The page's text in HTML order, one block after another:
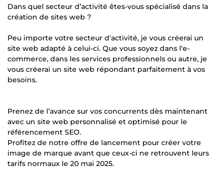
Dans quel secteur d’activité êtes-vous spécialisé dans la
création de sites web ?
Peu importe votre secteur d'activité, je vous créerai un
site web adapté à celui-ci. Que vous soyez dans l'e-
commerce, dans les services professionnels ou autre, je
vous créerai un site web répondant parfaitement à vos
besoins.
Prenez de l’avance sur vos concurrents dès maintenant
avec un site web personnalisé et optimisé pour le
référencement SEO.
Profitez de notre offre de lancement pour créer votre
image de marque avant que ceux-ci ne retrouvent leurs
tarifs normaux le 20 mai 2025.